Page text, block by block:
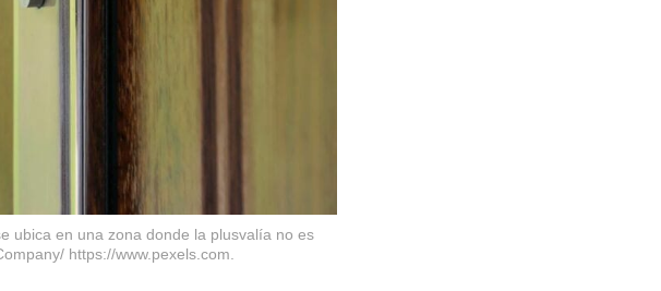
ubica en una zona donde la plusvalía no es
https://www.pexels.com.